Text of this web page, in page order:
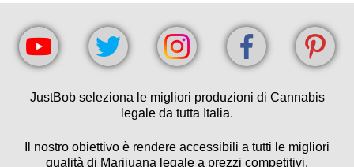
JustBob seleziona le migliori produzioni di Cannabis
legale da tutta Italia.
Il nostro obiettivo è rendere accessibili a tutti le migliori
qualità di Marijuana legale a prezzi competitivi.